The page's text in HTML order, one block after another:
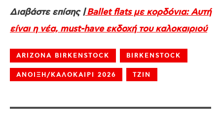
Διαβάστε επίσης |Βallet flats με κορδόνια: Aυτή
είναι η νέα, must-have εκδοχή του καλοκαιριού
ARIZONA BIRKENSTOCK BIRKENSTOCK
ΑΝΟΙΞΗ/ΚΑΛΟΚΑΙΡΙ 2026 ΤΖΙΝ